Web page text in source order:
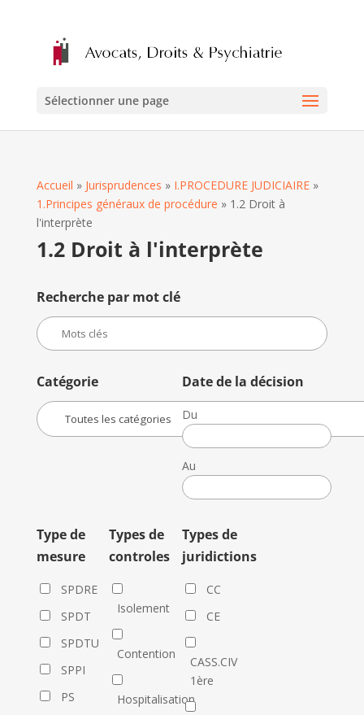
Sélectionner une page
Accueil » Jurisprudences » I.PROCEDURE JUDICIAIRE»
1.Principes généraux de procédure » 1.2 Droit à
l'interprète
1.2 Droit à l'interprète
Recherche par mot clé
Catégorie Date de la décision
Du
Date
de
la
décision
Au
Date
de
décision
Type de
mesure
SPDRE
SPDT
SPDTU
SPPI
PS
Types de
controles
Isolement
Contention
Hospitalisation
Types de
juridictions
CC
CE
CASS.CIV
1ère